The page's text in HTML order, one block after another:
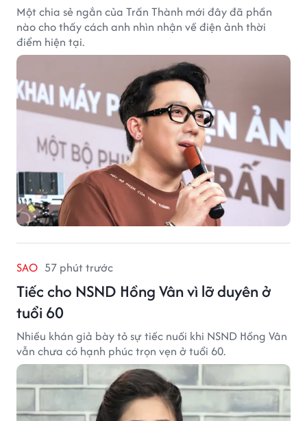
Một chia sẻ ngắn của Trấn Thành mới đây đã phần
nào cho thấy cách anh nhìn nhận về điện ảnh thời
điểm hiện tại.
SAO 57 phút trước
Tiếc cho NSND Hồng Vân vì lỡ duyên ở
tuổi 60
Nhiều khán giả bày tỏ sự tiếc nuối khi NSND Hồng Vân
vẫn chưa có hạnh phúc trọn vẹn ở tuổi 60.